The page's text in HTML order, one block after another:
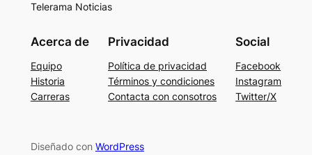
Telerama Noticias
Acerca de
Equipo
Historia
Carreras
Privacidad
Política de privacidad
Términos y condiciones
Contacta con consotros
Social
Facebook
Instagram
Twitter/X
Diseñado con WordPress